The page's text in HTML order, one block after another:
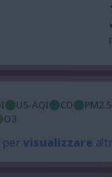
US-AQI CO PM2.5
O3
pervisualizzare